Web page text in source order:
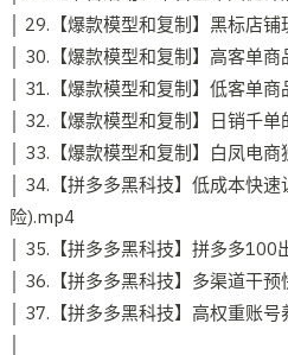
│ 29.【爆款模型和复制】黑标店
│ 30.【爆款模型和复制】高客单
│ 31.【爆款模型和复制】低客单
│ 32.【爆款模型和复制】日销千
│ 33.【爆款模型和复制】白凤电
│ 34.【拼多多黑科技】低成本快
险).mp4
│ 35.【拼多多黑科技】拼多多
│ 36.【拼多多黑科技】多渠道干
│ 37.【拼多多黑科技】高权重账